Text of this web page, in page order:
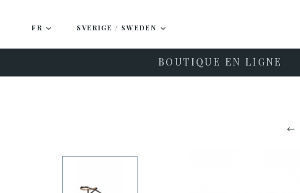
FR SVERIGE / SWEDEN
BOUTIQUE EN LIGNE